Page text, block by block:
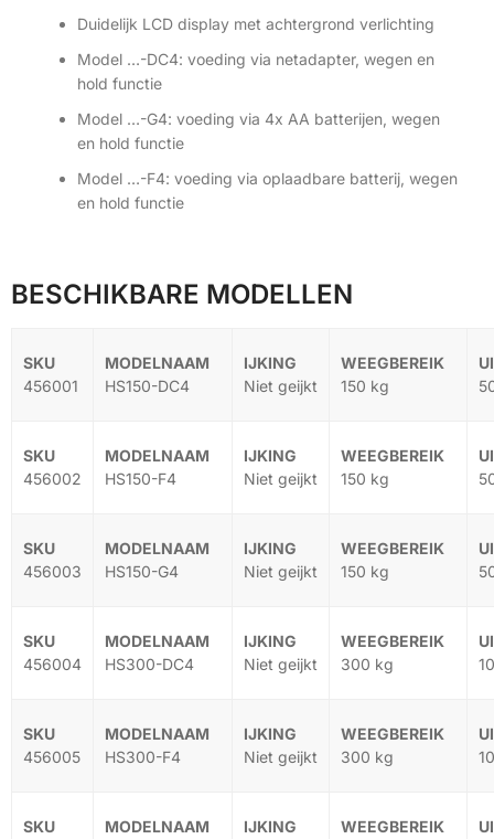
Duidelijk LCD display met achtergrond verlichting
Model …-DC4: voeding via netadapter, wegen en
hold functie
Model …-G4: voeding via 4x AA batterijen, wegen
en hold functie
Model …-F4: voeding via oplaadbare batterij, wegen
en hold functie
BESCHIKBARE MODELLEN
456001 HS150-DC4 Niet geijkt 150 kg
456002 HS150-F4 Niet geijkt 150 kg
456003 HS150-G4 Niet geijkt 150 kg
456004 HS300-DC4 Niet geijkt 300 kg
456005 HS300-F4 Niet geijkt 300 kg